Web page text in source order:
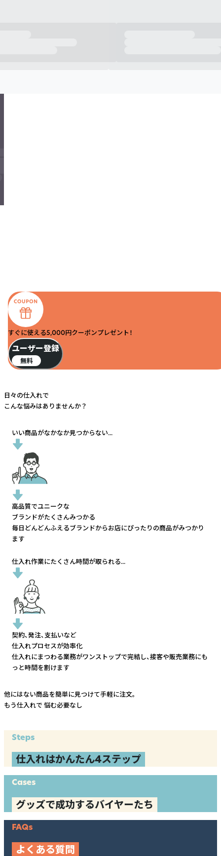
すぐに使える5,000円クーポンプレゼント！
ユーザー登録
無料
日々の仕入れで
こんな悩みはありませんか？
いい商品がなかなか見つからない...
高品質でユニークな
ブランドがたくさんみつかる
毎日どんどんふえるブランドからお店にぴったりの商品がみつかり
ます
仕入れ作業にたくさん時間が取られる...
契約、発注、支払いなど
仕入れプロセスが効率化
仕入れにまつわる業務がワンストップで完結し、接客や販売業務にも
っと時間を割けます
他にはない商品を簡単に見つけて手軽に注文。
もう仕入れで 悩む必要なし
Steps
仕入れはかんたん4ステップ
Cases
グッズで成功するバイヤーたち
FAQs
よくある質問